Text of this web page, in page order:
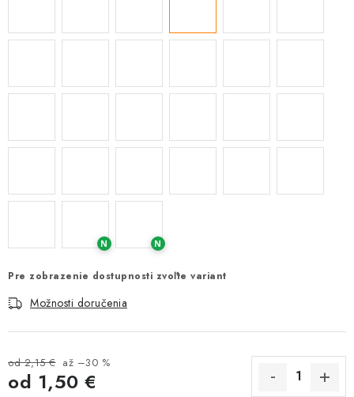
N N
Pre zobrazenie dostupnosti zvoľte variant
Možnosti doručenia
od 2,15 € až –30 %
od 1,50 €